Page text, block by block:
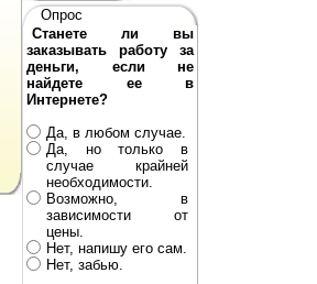
Опрос
Станете ли вы
заказывать работу за
деньги, если не
найдете ее в
Интернете?
Да, в любом случае.
Да, но только в
случае крайней
необходимости.
Возможно, в
зависимости от
цены.
Нет, напишу его сам.
Нет, забью.